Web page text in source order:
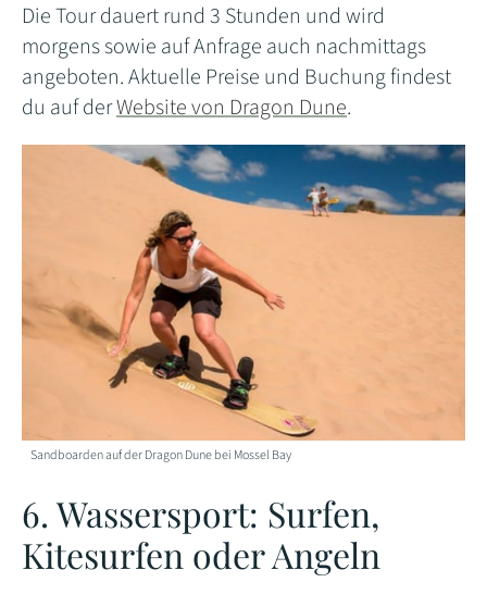
Die Tour dauert rund 3 Stunden und wird
morgens sowie auf Anfrage auch nachmittags
angeboten. Aktuelle Preise und Buchung findest
du auf derWebsite von Dragon Dune.
Sandboarden auf der Dragon Dune bei Mossel Bay
6. Wassersport: Surfen,
Kitesurfen oder Angeln